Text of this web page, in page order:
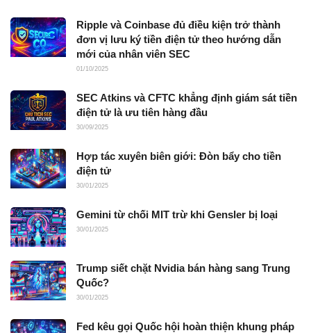
Ripple và Coinbase đủ điều kiện trở thành
đơn vị lưu ký tiền điện tử theo hướng dẫn
mới của nhân viên SEC
01/10/2025
SEC Atkins và CFTC khẳng định giám sát tiền
điện tử là ưu tiên hàng đầu
30/09/2025
Hợp tác xuyên biên giới: Đòn bẩy cho tiền
điện tử
30/01/2025
Gemini từ chối MIT trừ khi Gensler bị loại
30/01/2025
Trump siết chặt Nvidia bán hàng sang Trung
Quốc?
30/01/2025
Fed kêu gọi Quốc hội hoàn thiện khung pháp